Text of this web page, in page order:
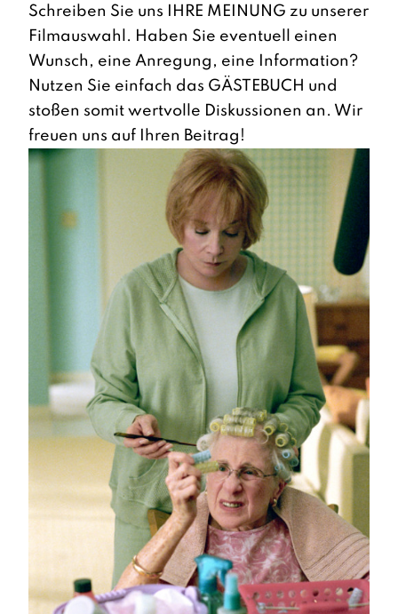
Schreiben Sie uns IHRE MEINUNG zu unserer
Filmauswahl. Haben Sie eventuell einen
Wunsch, eine Anregung, eine Information?
Nutzen Sie einfach das GÄSTEBUCH und
stoßen somit wertvolle Diskussionen an. Wir
freuen uns auf Ihren Beitrag!